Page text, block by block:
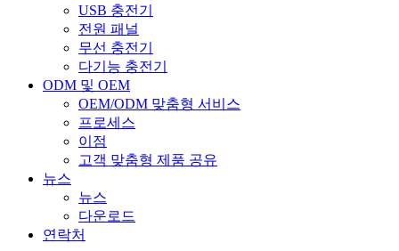
USB 충전기
전원 패널
무선 충전기
다기능 충전기
ODM 및 OEM
OEM/ODM 맞춤형 서비스
프로세스
이점
고객 맞춤형 제품 공유
뉴스
뉴스
다운로드
연락처